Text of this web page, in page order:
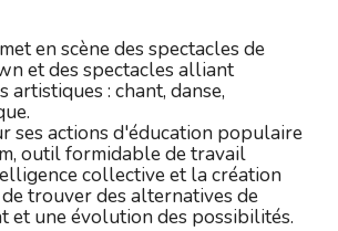
en scène des spectacles de
et des spectacles alliant
artistiques : chant, danse,
ses actions d'éducation populaire
outil formidable de travail
collective et la création
trouver des alternatives de
et une évolution des possibilités.